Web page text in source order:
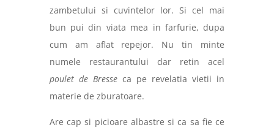
zambetului si cuvintelor lor. Si cel mai
bun pui din viata mea in farfurie, dupa
cum am aflat repejor. Nu tin minte
numele restaurantului dar retin acel
poulet de Bresseca pe revelatia vietii in
materie de zburatoare.
Are cap si picioare albastre si ca sa fie ce